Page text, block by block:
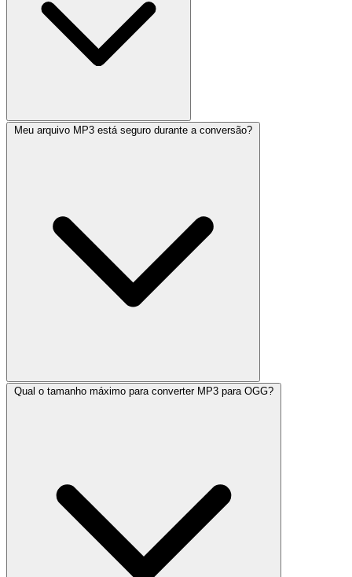
Meu arquivo MP3 está seguro durante a conversão?
Qual o tamanho máximo para converter MP3 para OGG?